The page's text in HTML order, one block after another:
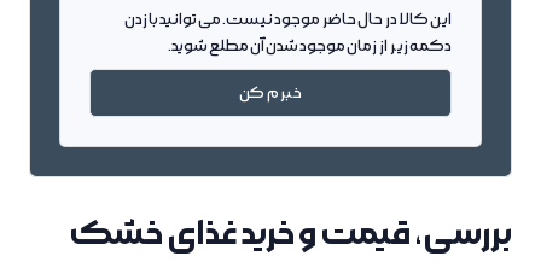
این کالا در حال حاضر موجود نیست. می توانید با زدن
دکمه زیر از زمان موجود شدن آن مطلع شوید.
خبرم کن
بررسی، قیمت و خرید غذای خشک